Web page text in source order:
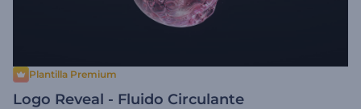
Plantilla Premium
Logo Reveal - Fluido Circulante